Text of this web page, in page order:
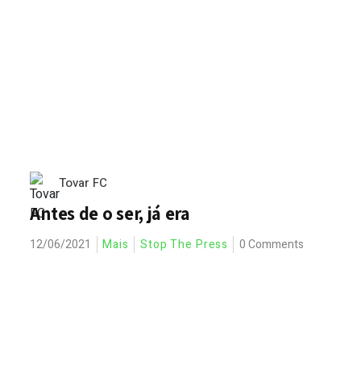
Tovar FC
Antes de o ser, já era
12/06/2021 Mais Stop The Press 0 Comments